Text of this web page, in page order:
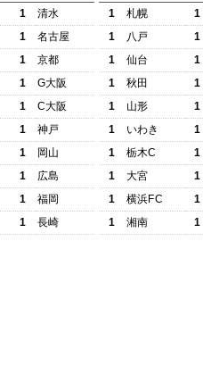
1
清水
1
名古屋
1
京都
1
G大阪
1
C大阪
1
神戸
1
岡山
1
広島
1
福岡
1 長崎
1 札幌
1
1
八戸
1
1
仙台
1
1
秋田
1
1
山形
1
1
いわき
1
1
栃木C
1
1
大宮
1
1
横浜FC
1
1
湘南 1